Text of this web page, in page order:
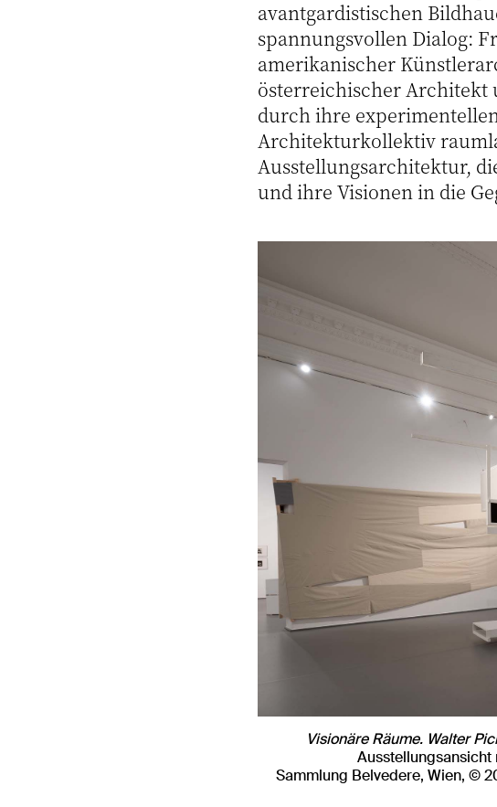
avantgardistischen
spannungsvollen Dialog:
amerikanischer
österreichischer Architekt
durch ihre
Architekturkollektiv
Ausstellungsarchitektur,
und ihre Visionen in die
Visionäre Räume. Walter
Ausstellungsansicht
Sammlung Belvedere, Wien, ©